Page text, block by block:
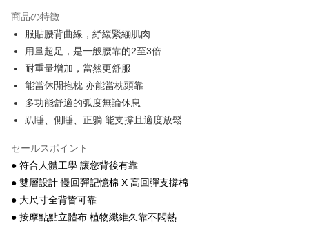
JKOPAY
Plus Pay
配送方法
物流宅配
配送毎にNT$150、NT$1,599以上で送料無料
商品の特徴
服貼腰背曲線，紓緩緊繃肌肉
用量超足，是一般腰靠的2至3倍
耐重量增加，當然更舒服
能當休閒抱枕 亦能當枕頭靠
多功能舒適的弧度無論休息
趴睡、側睡、正躺 能支撐且適度放鬆
セールスポイント
● 符合人體工學 讓您背後有靠
● 雙層設計 慢回彈記憶棉 X 高回彈支撐棉
● 大尺寸全背皆可靠
● 按摩點點立體布 植物纖維久靠不悶熱